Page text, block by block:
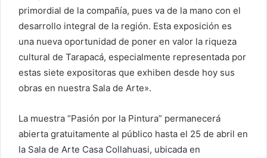
primordial de la compañía, pues va de la mano con el
desarrollo integral de la región. Esta exposición es
una nueva oportunidad de poner en valor la riqueza
cultural de Tarapacá, especialmente representada por
estas siete expositoras que exhiben desde hoy sus
obras en nuestra Sala de Arte».
La muestra “Pasión por la Pintura” permanecerá
abierta gratuitamente al público hasta el 25 de abril en
la Sala de Arte Casa Collahuasi, ubicada en